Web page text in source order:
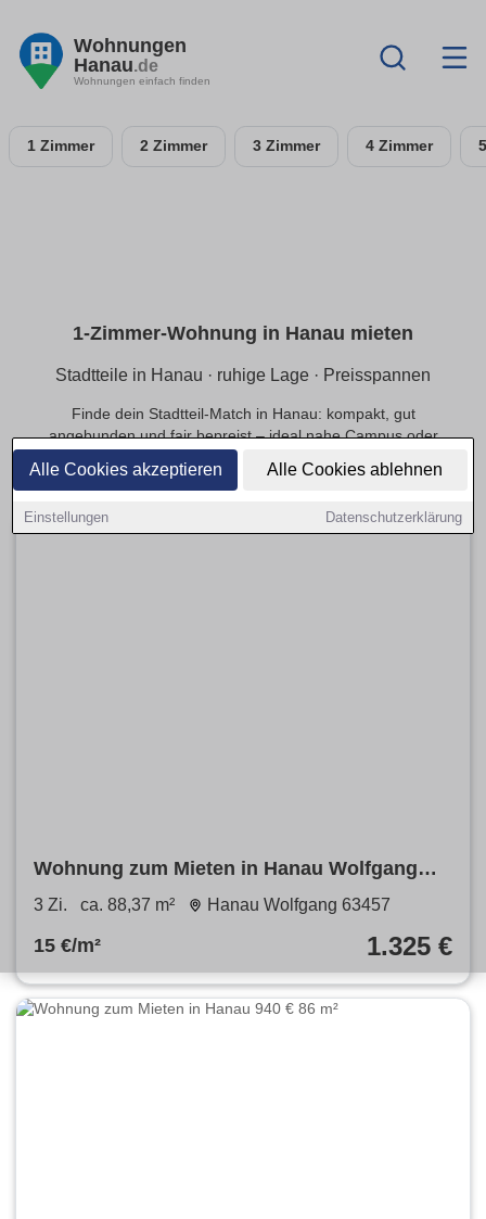
Alle Cookies akzeptieren Alle Cookies ablehnen
Einstellungen Datenschutzerklärung
Wohnungen
Hanau.de
Wohnungen einfach finden
1 Zimmer 2 Zimmer 3 Zimmer 4 Zimmer
1-Zimmer-Wohnung in Hanau mieten
Stadtteile in Hanau · ruhige Lage · Preisspannen
Finde dein Stadtteil-Match in Hanau: kompakt, gut
angebunden und fair bepreist – ideal nahe Campus oder
Innenstadt.
Wohnung zum Mieten in Hanau Wolfgang
1.325 € 88.37 m²
3 Zi. ca. 88,37 m² Hanau Wolfgang 63457
15 €/m² 1.325 €